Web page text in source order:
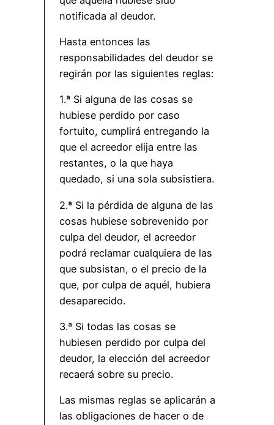
notificada al deudor.
Hasta entonces las
responsabilidades del deudor se
regirán por las siguientes reglas:
1.ª Si alguna de las cosas se
hubiese perdido por caso
fortuito, cumplirá entregando la
que el acreedor elija entre las
restantes, o la que haya
quedado, si una sola subsistiera.
2.ª Si la pérdida de alguna de las
cosas hubiese sobrevenido por
culpa del deudor, el acreedor
podrá reclamar cualquiera de las
que subsistan, o el precio de la
que, por culpa de aquél, hubiera
desaparecido.
3.ª Si todas las cosas se
hubiesen perdido por culpa del
deudor, la elección del acreedor
recaerá sobre su precio.
Las mismas reglas se aplicarán a
las obligaciones de hacer o de